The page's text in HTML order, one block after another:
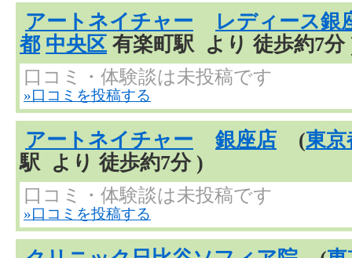
アートネイチャー
レディース銀
都 中央区 有楽町駅 より 徒歩約7分
口コミ・体験談は未投稿です
»口コミを投稿する
アートネイチャー 銀座店 (東京
駅 より 徒歩約7分 )
口コミ・体験談は未投稿です
»口コミを投稿する